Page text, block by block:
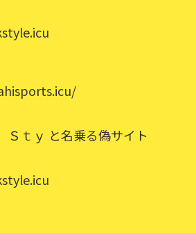
ｔｙ と名乗る偽サイト